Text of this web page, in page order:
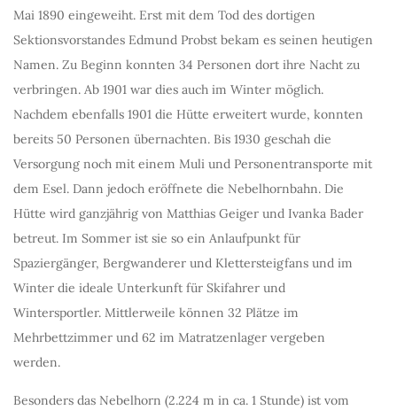
Mai 1890 eingeweiht. Erst mit dem Tod des dortigen
Sektionsvorstandes Edmund Probst bekam es seinen heutigen
Namen. Zu Beginn konnten 34 Personen dort ihre Nacht zu
verbringen. Ab 1901 war dies auch im Winter möglich.
Nachdem ebenfalls 1901 die Hütte erweitert wurde, konnten
bereits 50 Personen übernachten. Bis 1930 geschah die
Versorgung noch mit einem Muli und Personentransporte mit
dem Esel. Dann jedoch eröffnete die Nebelhornbahn. Die
Hütte wird ganzjährig von Matthias Geiger und Ivanka Bader
betreut. Im Sommer ist sie so ein Anlaufpunkt für
Spaziergänger, Bergwanderer und Klettersteigfans und im
Winter die ideale Unterkunft für Skifahrer und
Wintersportler. Mittlerweile können 32 Plätze im
Mehrbettzimmer und 62 im Matratzenlager vergeben
werden.
Besonders das Nebelhorn (2.224 m in ca. 1 Stunde) ist vom